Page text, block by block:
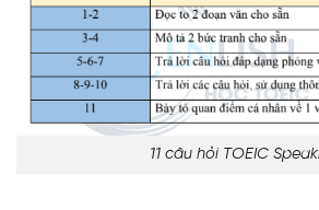
11 câu hỏi TOEIC